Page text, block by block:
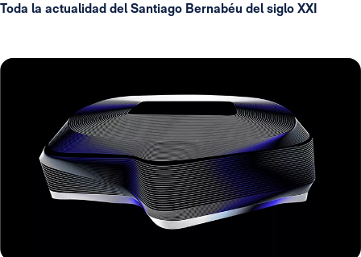
Toda la actualidad del Santiago Bernabéu del siglo XXI